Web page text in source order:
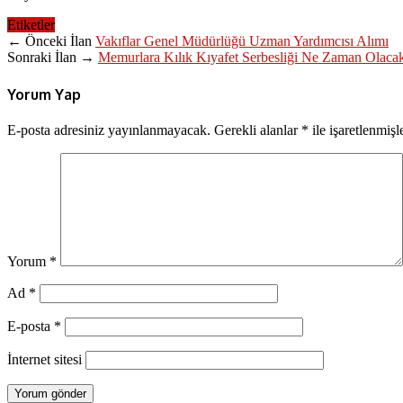
Etiketler
← Önceki İlan Vakıflar Genel Müdürlüğü Uzman Yardımcısı Alımı
Sonraki İlan → Memurlara Kılık Kıyafet Serbesliği Ne Zaman
Yorum Yap
E-posta adresiniz yayınlanmayacak. Gerekli alanlar * ile
Yorum *
Ad *
E-posta *
İnternet sitesi